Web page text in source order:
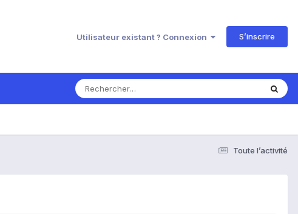
Utilisateur existant ? Connexion S’inscrire
Toute l’activité